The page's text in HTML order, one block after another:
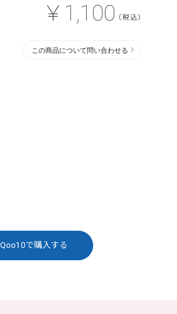
Qoo10で購入する
￥1,100 （税込）
この商品について問い合わせる